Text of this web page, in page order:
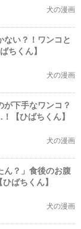
犬の漫画
ない？！ワンコと
ちくん】
犬の漫画
が下手なワンコ？
【ひばちくん】
犬の漫画
ん？」食後のお腹
ばちくん】
犬の漫画